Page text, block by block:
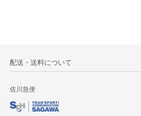
配送・送料について
佐川急便